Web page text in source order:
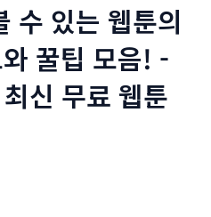
수 있는 웹툰의
꿀팁 모음! -
신 무료 웹툰